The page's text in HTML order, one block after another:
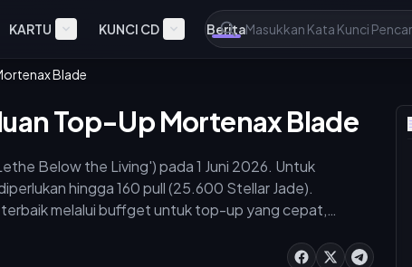
KARTU KUNCI CD Berita
Blade
Top-Up Mortenax Blade
Below the Living') pada 1 Juni 2026. Untuk
hingga 160 pull (25.600 Stellar Jade).
melalui buffget untuk top-up yang cepat,